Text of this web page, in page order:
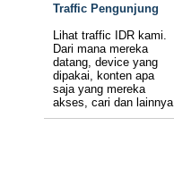
Traffic Pengunjung
Lihat traffic IDR kami.
Dari mana mereka
datang, device yang
dipakai, konten apa
saja yang mereka
akses, cari dan lainnya